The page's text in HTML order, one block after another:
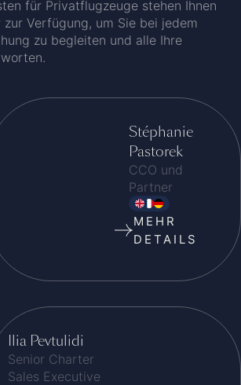
für Privatflugzeuge stehen Ihnen
Verfügung, um Sie bei jedem
zu begleiten und alle Ihre
Stéphanie
Pastorek
CCO und
Partner
MEHR
DETAILS
Ilia Pevtulidi
Senior Charter
Sales Executive